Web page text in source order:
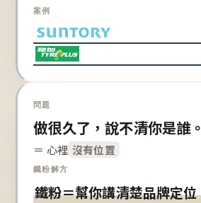
案例
問題
做很久了，說不清你是誰。
＝ 心裡 沒有位置
鐵粉解方
鐵粉＝幫你講清楚品牌定位